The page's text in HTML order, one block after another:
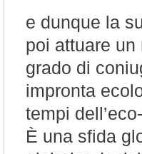
e dunque la
poi attuare
grado di
impronta
tempi
È una sfida